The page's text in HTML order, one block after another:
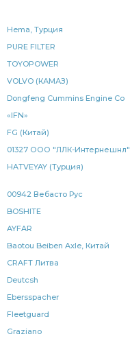
рессоры КАМАЗ
КАМАЗ 5490
рессоры
лист рессоры
КАМАЗ
Hema, Турция
PURE FILTER
TOYOPOWER
VOLVO (КАМАЗ)
Dongfeng Cummins Engine Co
«IFN»
FG (Китай)
01327 ООО "ЛЛК-Интернешнл"
HATVEYAY (Турция)
00942 Вебасто Рус
BOSHITE
AYFAR
Baotou Beiben Axle, Китай
CRAFT Литва
Deutcsh
Ebersspacher
Fleetguard
Graziano